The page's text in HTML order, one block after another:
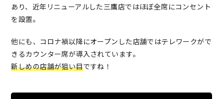
あり、近年リニューアルした三鷹店ではほぼ全席にコンセント
を設置。
他にも、コロナ禍以降にオープンした店舗ではテレワークがで
きるカウンター席が導入されています。
新しめの店舗が狙い目ですね！